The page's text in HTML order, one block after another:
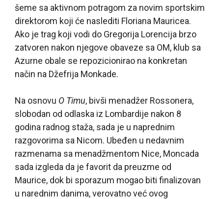
šeme sa aktivnom potragom za novim sportskim
direktorom koji će naslediti Floriana Mauricea.
Ako je trag koji vodi do Gregorija Lorencija brzo
zatvoren nakon njegove obaveze sa OM, klub sa
Azurne obale se repozicionirao na konkretan
način na Džefrija Monkade.
Na osnovu O Timu, bivši menadžer Rossonera,
slobodan od odlaska iz Lombardije nakon 8
godina radnog staža, sada je u naprednim
razgovorima sa Nicom. Ubeđen u nedavnim
razmenama sa menadžmentom Nice, Moncada
sada izgleda da je favorit da preuzme od
Maurice, dok bi sporazum mogao biti finalizovan
u narednim danima, verovatno već ovog